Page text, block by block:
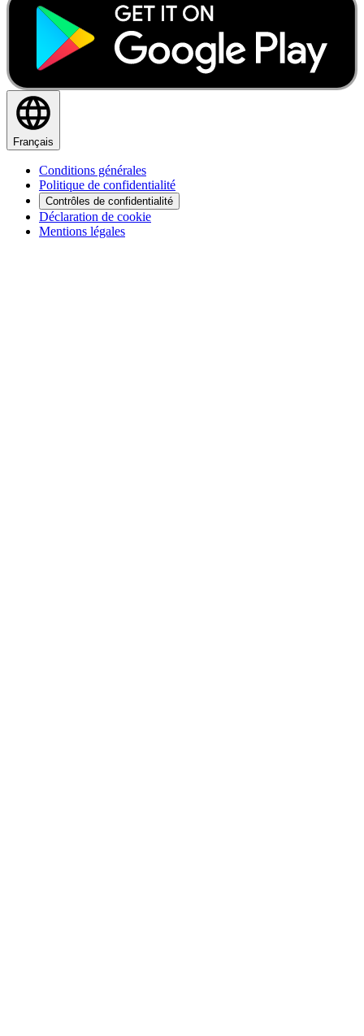
Français
Conditions générales
Politique de confidentialité
Contrôles de confidentialité
Déclaration de cookie
Mentions légales